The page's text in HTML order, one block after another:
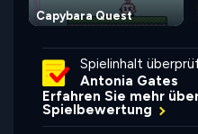
Capybara Quest
Spielinhalt
Antonia Gates
Erfahren Sie mehr
Spielbewertung